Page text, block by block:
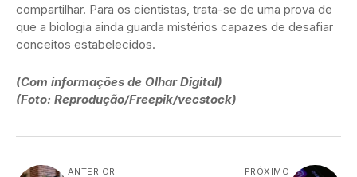
compartilhar. Para os cientistas, trata-se de uma prova de
que a biologia ainda guarda mistérios capazes de desafiar
conceitos estabelecidos.
(Com informações de Olhar Digital)
(Foto: Reprodução/Freepik/vecstock)
ANTERIOR PRÓXIMO